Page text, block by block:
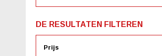
DE RESULTATEN FILTEREN
Prijs